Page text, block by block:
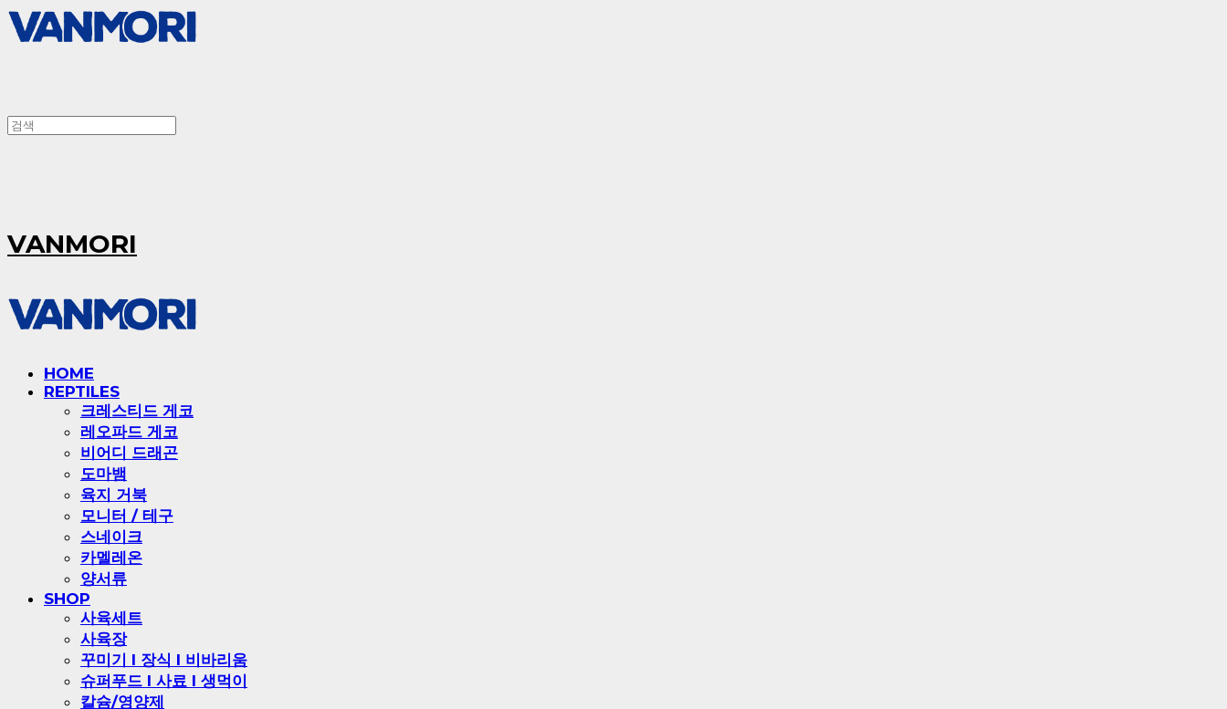
VANMORI
HOME
REPTILES
크레스티드 게코
레오파드 게코
비어디 드래곤
도마뱀
육지 거북
모니터 / 테구
스네이크
카멜레온
양서류
SHOP
사육세트
사육장
꾸미기 l 장식 l 비바리움
슈퍼푸드 l 사료 l 생먹이
칼슘/영양제